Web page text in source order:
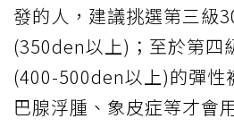
發的人，建議挑選第三級
(350den以上)；至於第四
(400-500den以上)的彈性
巴腺浮腫、象皮症等才會